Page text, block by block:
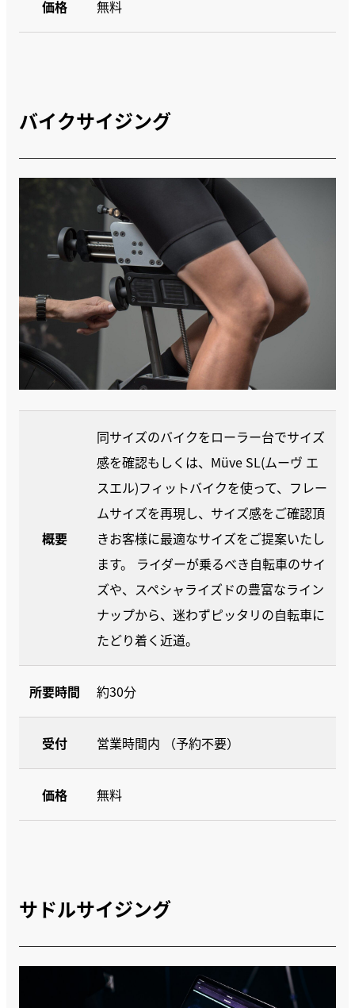
価格 無料
バイクサイジング
概要
同サイズのバイクをローラー台でサイズ
感を確認もしくは、Müve SL(ムーヴ エ
スエル)フィットバイクを使って、フレー
ムサイズを再現し、サイズ感をご確認頂
きお客様に最適なサイズをご提案いたし
ます。 ライダーが乗るべき自転車のサイ
ズや、スペシャライズドの豊富なライン
ナップから、迷わずピッタリの自転車に
たどり着く近道。
所要時間 約30分
受付 営業時間内 （予約不要）
価格 無料
サドルサイジング